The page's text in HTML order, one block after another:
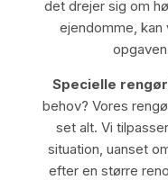
det drejer sig om
ejendomme,
Specielle
behov? Vores
set alt. Vi
situation, uanset
efter en større